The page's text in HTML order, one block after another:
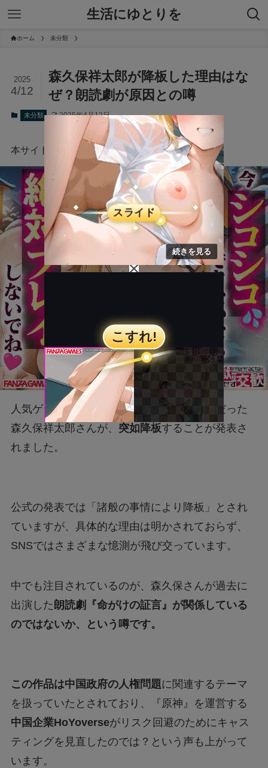
生活にゆとりを
ホーム 未分類
森久保祥太郎が降板した理由はな
ぜ？朗読劇が原因との噂
2025
4/12
未分類 2025年4月12日
本サイトにはプロモーションが含まれています。
人気ゲーム『原神』でイファ役を担当予定
だった
森久保祥太郎さんが、 突如降板することが発表さ
れました。
公式の発表では「諸般の事情により降板」とされ
ていますが、具体的な理由は明かされておらず、
SNSではさまざまな憶測が飛び交っています。
中でも注目されているのが、森久保さんが過去に
出演した 朗読劇『命がけの証言』が関係している
のではないか、という噂です。
この作品は中国政府の人権問題に関連するテーマ
を扱っていたとされており、『原神』を運営する
中国企業HoYoverseがリスク回避のためにキャス
ティングを見直したのでは？という声も上がって
います。